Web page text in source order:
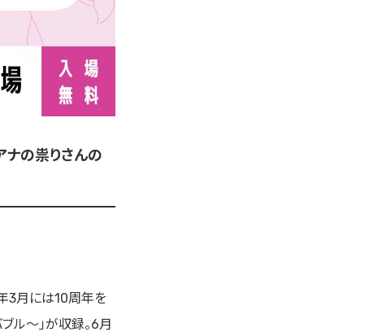
の祟りさんの
3月には10周年を
ル〜」が収録。6月